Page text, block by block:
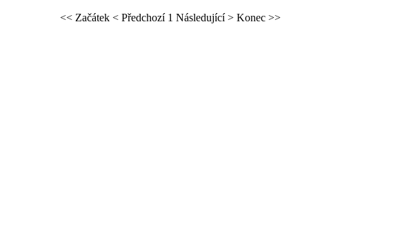
<< Začátek < Předchozí 1 Následující > Konec >>